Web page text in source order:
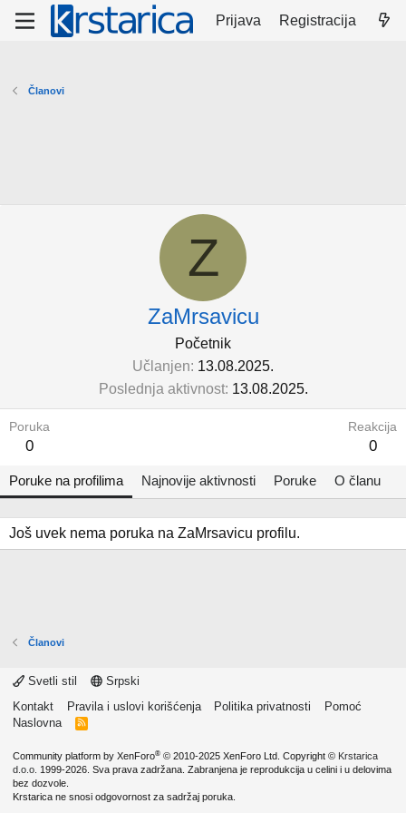
Prijava Registracija
Članovi
Z
ZaMrsavicu
Početnik
Učlanjen 13.08.2025.
Poslednja aktivnost 13.08.2025.
Poruka
0
Reakcija
0
Poruke na profilima Najnovije aktivnosti Poruke O članu
Još uvek nema poruka na ZaMrsavicu profilu.
Članovi
Svetli stil
Srpski
Kontakt
Pravila i uslovi korišćenja Politika privatnosti
Pomoć
Naslovna
R
Community platform by XenForo® © 2010-2025 XenForo Ltd. Copyright © Krstarica
d.o.o. 1999-2026. Sva prava zadržana. Zabranjena je reprodukcija u celini i u delovima
bez dozvole.
Krstarica ne snosi odgovornost za sadržaj poruka.